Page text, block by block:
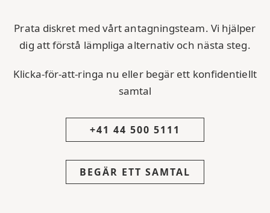
Prata diskret med vårt antagningsteam. Vi hjälper
dig att förstå lämpliga alternativ och nästa steg.
Klicka-för-att-ringa nu eller begär ett konfidentiellt
samtal
+41 44 500 5111
BEGÄR ETT SAMTAL